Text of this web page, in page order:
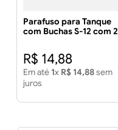
Parafuso para Tanque
com Buchas S-12 com 2
R$ 14,88
Em até 1x R$ 14,88sem
juros